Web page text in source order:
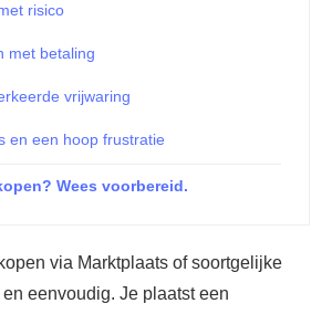
risico
met betaling
vrijwaring
en een hoop frustratie
Wees voorbereid.
via Marktplaats of soortgelijke
eenvoudig. Je plaatst een